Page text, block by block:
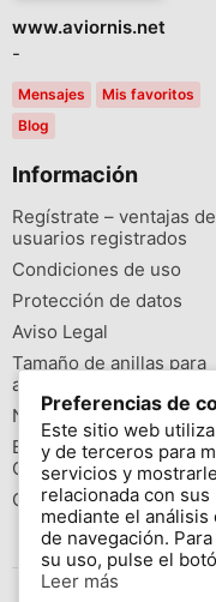
www.aviornis.net
-
Mensajes
Mis favoritos
Blog
Información
Regístrate – ventajas de
usuarios registrados
Condiciones de uso
Protección de datos
Aviso Legal
Tamaño de anillas para
aves
Newsletter
Buscador de especies
Cites
Colores de las anillas
Preferencias de
Este sitio web
y de terceros para
servicios y
relacionada con
mediante el análisis
de navegación.
su uso, pulse el
Leer más